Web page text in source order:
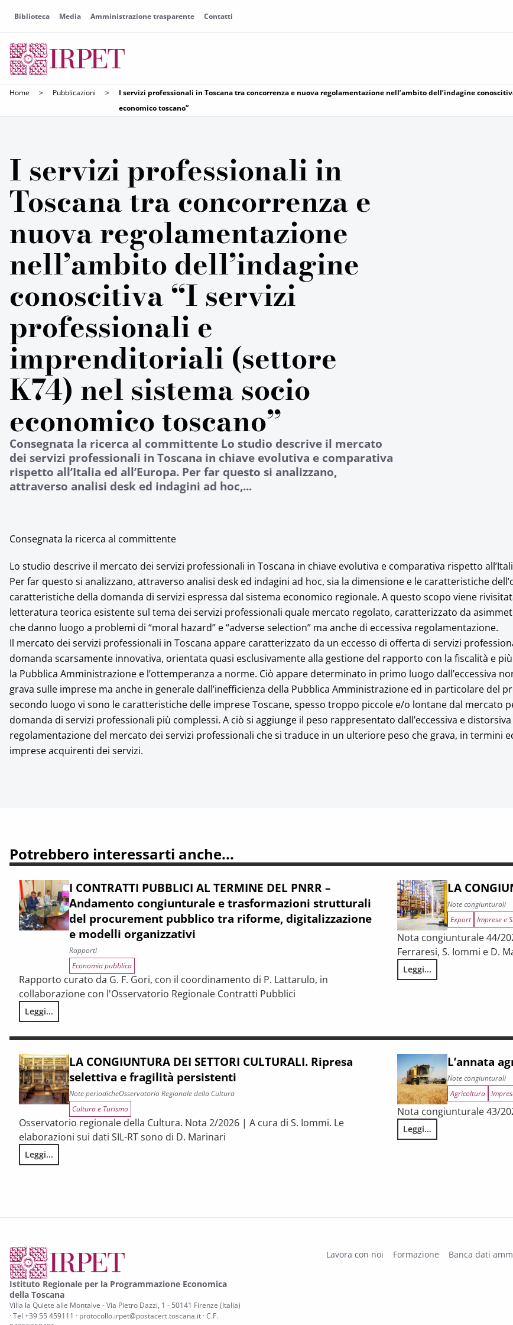
Biblioteca Media Amministrazione trasparente Contatti
Home > Pubblicazioni >
I servizi professionali in Toscana tra concorrenza e nuova regolamentazione nell’ambito dell’indagine
economico toscano”
I servizi professionali in
Toscana tra concorrenza e
nuova regolamentazione
nell’ambito dell’indagine
conoscitiva “I servizi
professionali e
imprenditoriali (settore
K74) nel sistema socio
economico toscano”
Consegnata la ricerca al committente Lo studio descrive il mercato
dei servizi professionali in Toscana in chiave evolutiva e comparativa
rispetto all’Italia ed all’Europa. Per far questo si analizzano,
attraverso analisi desk ed indagini ad hoc,...
Consegnata la ricerca al committente
Lo studio descrive il mercato dei servizi professionali in Toscana in chiave evolutiva e comparativa rispetto
Per far questo si analizzano, attraverso analisi desk ed indagini ad hoc, sia la dimensione e le caratteristiche
caratteristiche della domanda di servizi espressa dal sistema economico regionale. A questo scopo viene
letteratura teorica esistente sul tema dei servizi professionali quale mercato regolato, caratterizzato da
che danno luogo a problemi di “moral hazard” e “adverse selection” ma anche di eccessiva regolamentazione.
Il mercato dei servizi professionali in Toscana appare caratterizzato da un eccesso di offerta di servizi
domanda scarsamente innovativa, orientata quasi esclusivamente alla gestione del rapporto con la fiscalità e
la Pubblica Amministrazione e l’ottemperanza a norme. Ciò appare determinato in primo luogo dall’eccessiva
grava sulle imprese ma anche in generale dall’inefficienza della Pubblica Amministrazione ed in particolare del
secondo luogo vi sono le caratteristiche delle imprese Toscane, spesso troppo piccole e/o lontane dal mercato
domanda di servizi professionali più complessi. A ciò si aggiunge il peso rappresentato dall’eccessiva e distorsiva
regolamentazione del mercato dei servizi professionali che si traduce in un ulteriore peso che grava, in termini
imprese acquirenti dei servizi.
Potrebbero interessarti anche...
I CONTRATTI PUBBLICI AL TERMINE DEL PNRR –
Andamento congiunturale e trasformazioni strutturali
del procurement pubblico tra riforme, digitalizzazione
e modelli organizzativi
Rapporti
Economia pubblica
Rapporto curato da G. F. Gori, con il coordinamento di P. Lattarulo, in
collaborazione con l'Osservatorio Regionale Contratti Pubblici
Leggi...
I CONTRATTI PUBBLICI AL TERMINE DEL PNRR – Andamento congiunturale e trasformazioni strutturali del
LA
Note congiunturali
Export Imprese e
Nota congiunturale 44/
Ferraresi, S. Iommi e D.
Leggi...
LA CONGIUNTURA NELLE
LA CONGIUNTURA DEI SETTORI CULTURALI. Ripresa
selettiva e fragilità persistenti
Note periodicheOsservatorio Regionale della Cultura
Cultura e Turismo
Osservatorio regionale della Cultura. Nota 2/2026 | A cura di S. Iommi. Le
elaborazioni sui dati SIL-RT sono di D. Marinari
Leggi...
LA CONGIUNTURA DEI SETTORI CULTURALI. Ripresa selettiva e fragilità persistenti
L’annata
Note congiunturali
Agricoltura
Nota congiunturale 43/
Leggi...
L’annata agraria 2025 in
Istituto Regionale per la Programmazione Economica
della Toscana
Villa la Quiete alle Montalve - Via Pietro Dazzi, 1 - 50141 Firenze (Italia)
· Tel +39 55 459111 · protocollo.irpet@postacert.toscana.it · C.F.
Lavora con noi Formazione Banca dati